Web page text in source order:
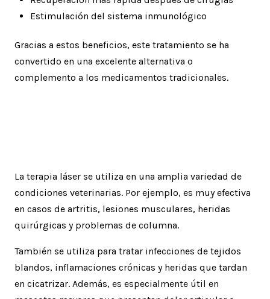
Estimulación del sistema inmunológico
Gracias a estos beneficios, este tratamiento se ha
convertido en una excelente alternativa o
complemento a los medicamentos tradicionales.
La terapia láser se utiliza en una amplia variedad de
condiciones veterinarias. Por ejemplo, es muy efectiva
en casos de artritis, lesiones musculares, heridas
quirúrgicas y problemas de columna.
También se utiliza para tratar infecciones de tejidos
blandos, inflamaciones crónicas y heridas que tardan
en cicatrizar. Además, es especialmente útil en